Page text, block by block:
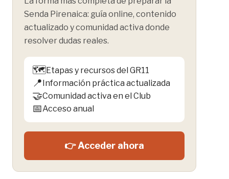
Senda Pirenaica: guía online, contenido
actualizado y comunidad activa donde
resolver dudas reales.
🗺️Etapas y recursos del GR11
📍Información práctica actualizada
🤝Comunidad activa en el Club
📅Acceso anual
👉 Acceder ahora